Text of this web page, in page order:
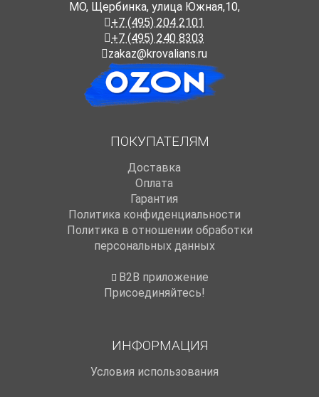
МО, Щербинка, улица Южная,10,
+7 (495) 204 2101
+7 (495) 240 8303
zakaz@krovalians.ru
ПОКУПАТЕЛЯМ
Доставка
Оплата
Гарантия
Политика конфиденциальности
Политика в отношении обработки
персональных данных
B2B приложение
Присоединяйтесь!
ИНФОРМАЦИЯ
Условия использования